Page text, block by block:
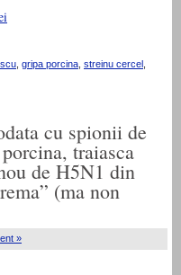
gripa porcina streinu cercel
cu spionii de
traiasca
de H5N1 din
(ma non
»